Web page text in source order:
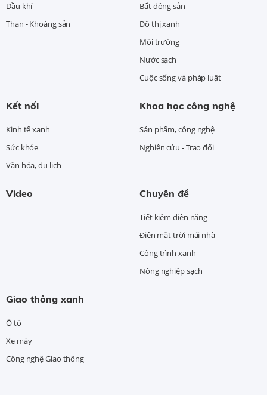
Dầu khí
Than - Khoáng sản
Bất động sản
Đô thị xanh
Môi trường
Nước sạch
Cuộc sống và pháp luật
Kết nối
Kinh tế xanh
Sức khỏe
Văn hóa, du lịch
Khoa học công nghệ
Sản phẩm, công nghệ
Nghiên cứu - Trao đổi
Video Chuyên đề
Tiết kiệm điện năng
Điện mặt trời mái nhà
Công trình xanh
Nông nghiệp sạch
Giao thông xanh
Ô tô
Xe máy
Công nghệ Giao thông